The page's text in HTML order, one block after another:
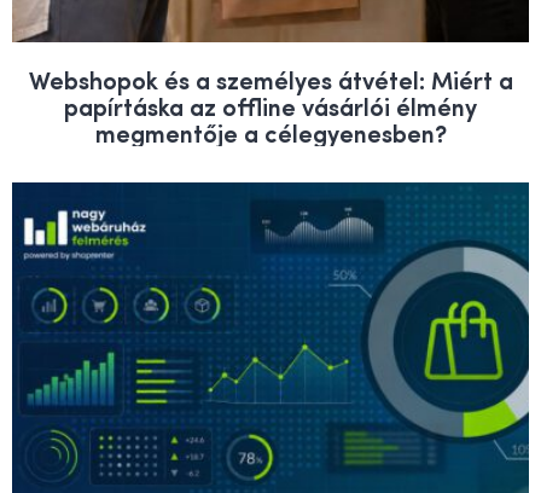
Webshopok és a személyes átvétel: Miért a
papírtáska az offline vásárlói élmény
megmentője a célegyenesben?